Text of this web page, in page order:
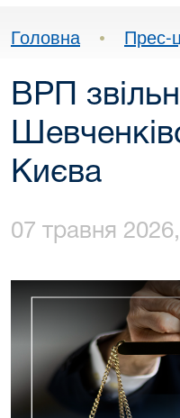
Головна • Прес-
ВРП
Києва
07 травня